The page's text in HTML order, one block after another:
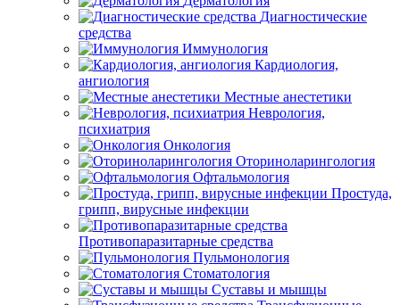
Диагностические
средства
Иммунология
Кардиология,
ангиология
Местные анестетики
Неврология,
психиатрия
Онкология
Оториноларингология
Офтальмология
Простуда,
грипп, вирусные инфекции
Противопаразитарные средства
Пульмонология
Стоматология
Суставы и мышцы